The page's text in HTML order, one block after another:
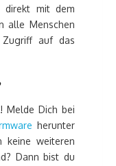
direkt mit dem
alle Menschen
auf das
Melde Dich bei
herunter
keine weiteren
Dann bist du